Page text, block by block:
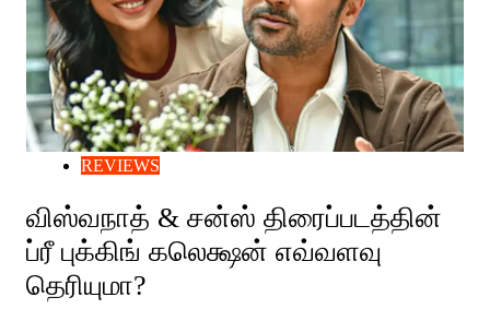
REVIEWS
விஸ்வநாத் & சன்ஸ் திரைப்படத்தின்
ப்ரீ புக்கிங் கலெக்ஷன் எவ்வளவு
தெரியுமா?